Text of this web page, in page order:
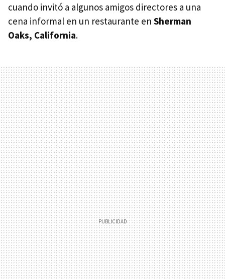
cuando invitó a algunos amigos directores a una
cena informal en un restaurante en Sherman
Oaks, California.